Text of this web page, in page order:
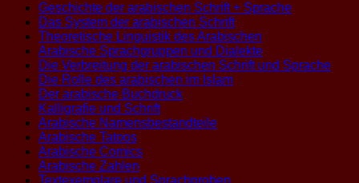
Geschichte der arabischen Schrift + Sprache
Das System der arabischen Schrift
Theoretische Linguistik des Arabischen
Arabische Sprachgruppen und Dialekte
Die Verbreitung der arabischen Schrift und Sprache
Die Rolle des arabischen im Islam
Der arabische Buchdruck
Kalligrafie und Schrift
Arabische Namensbestandteile
Arabische Tatoos
Arabische Comics
Arabische Zahlen